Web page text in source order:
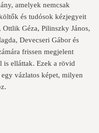
amelyek nemcsak
és tudósok kézjegyeit
Géza, Pilinszky János,
Devecseri Gábor és
frissen megjelent
is elláttak. Ezek a rövid
vázlatos képet, milyen